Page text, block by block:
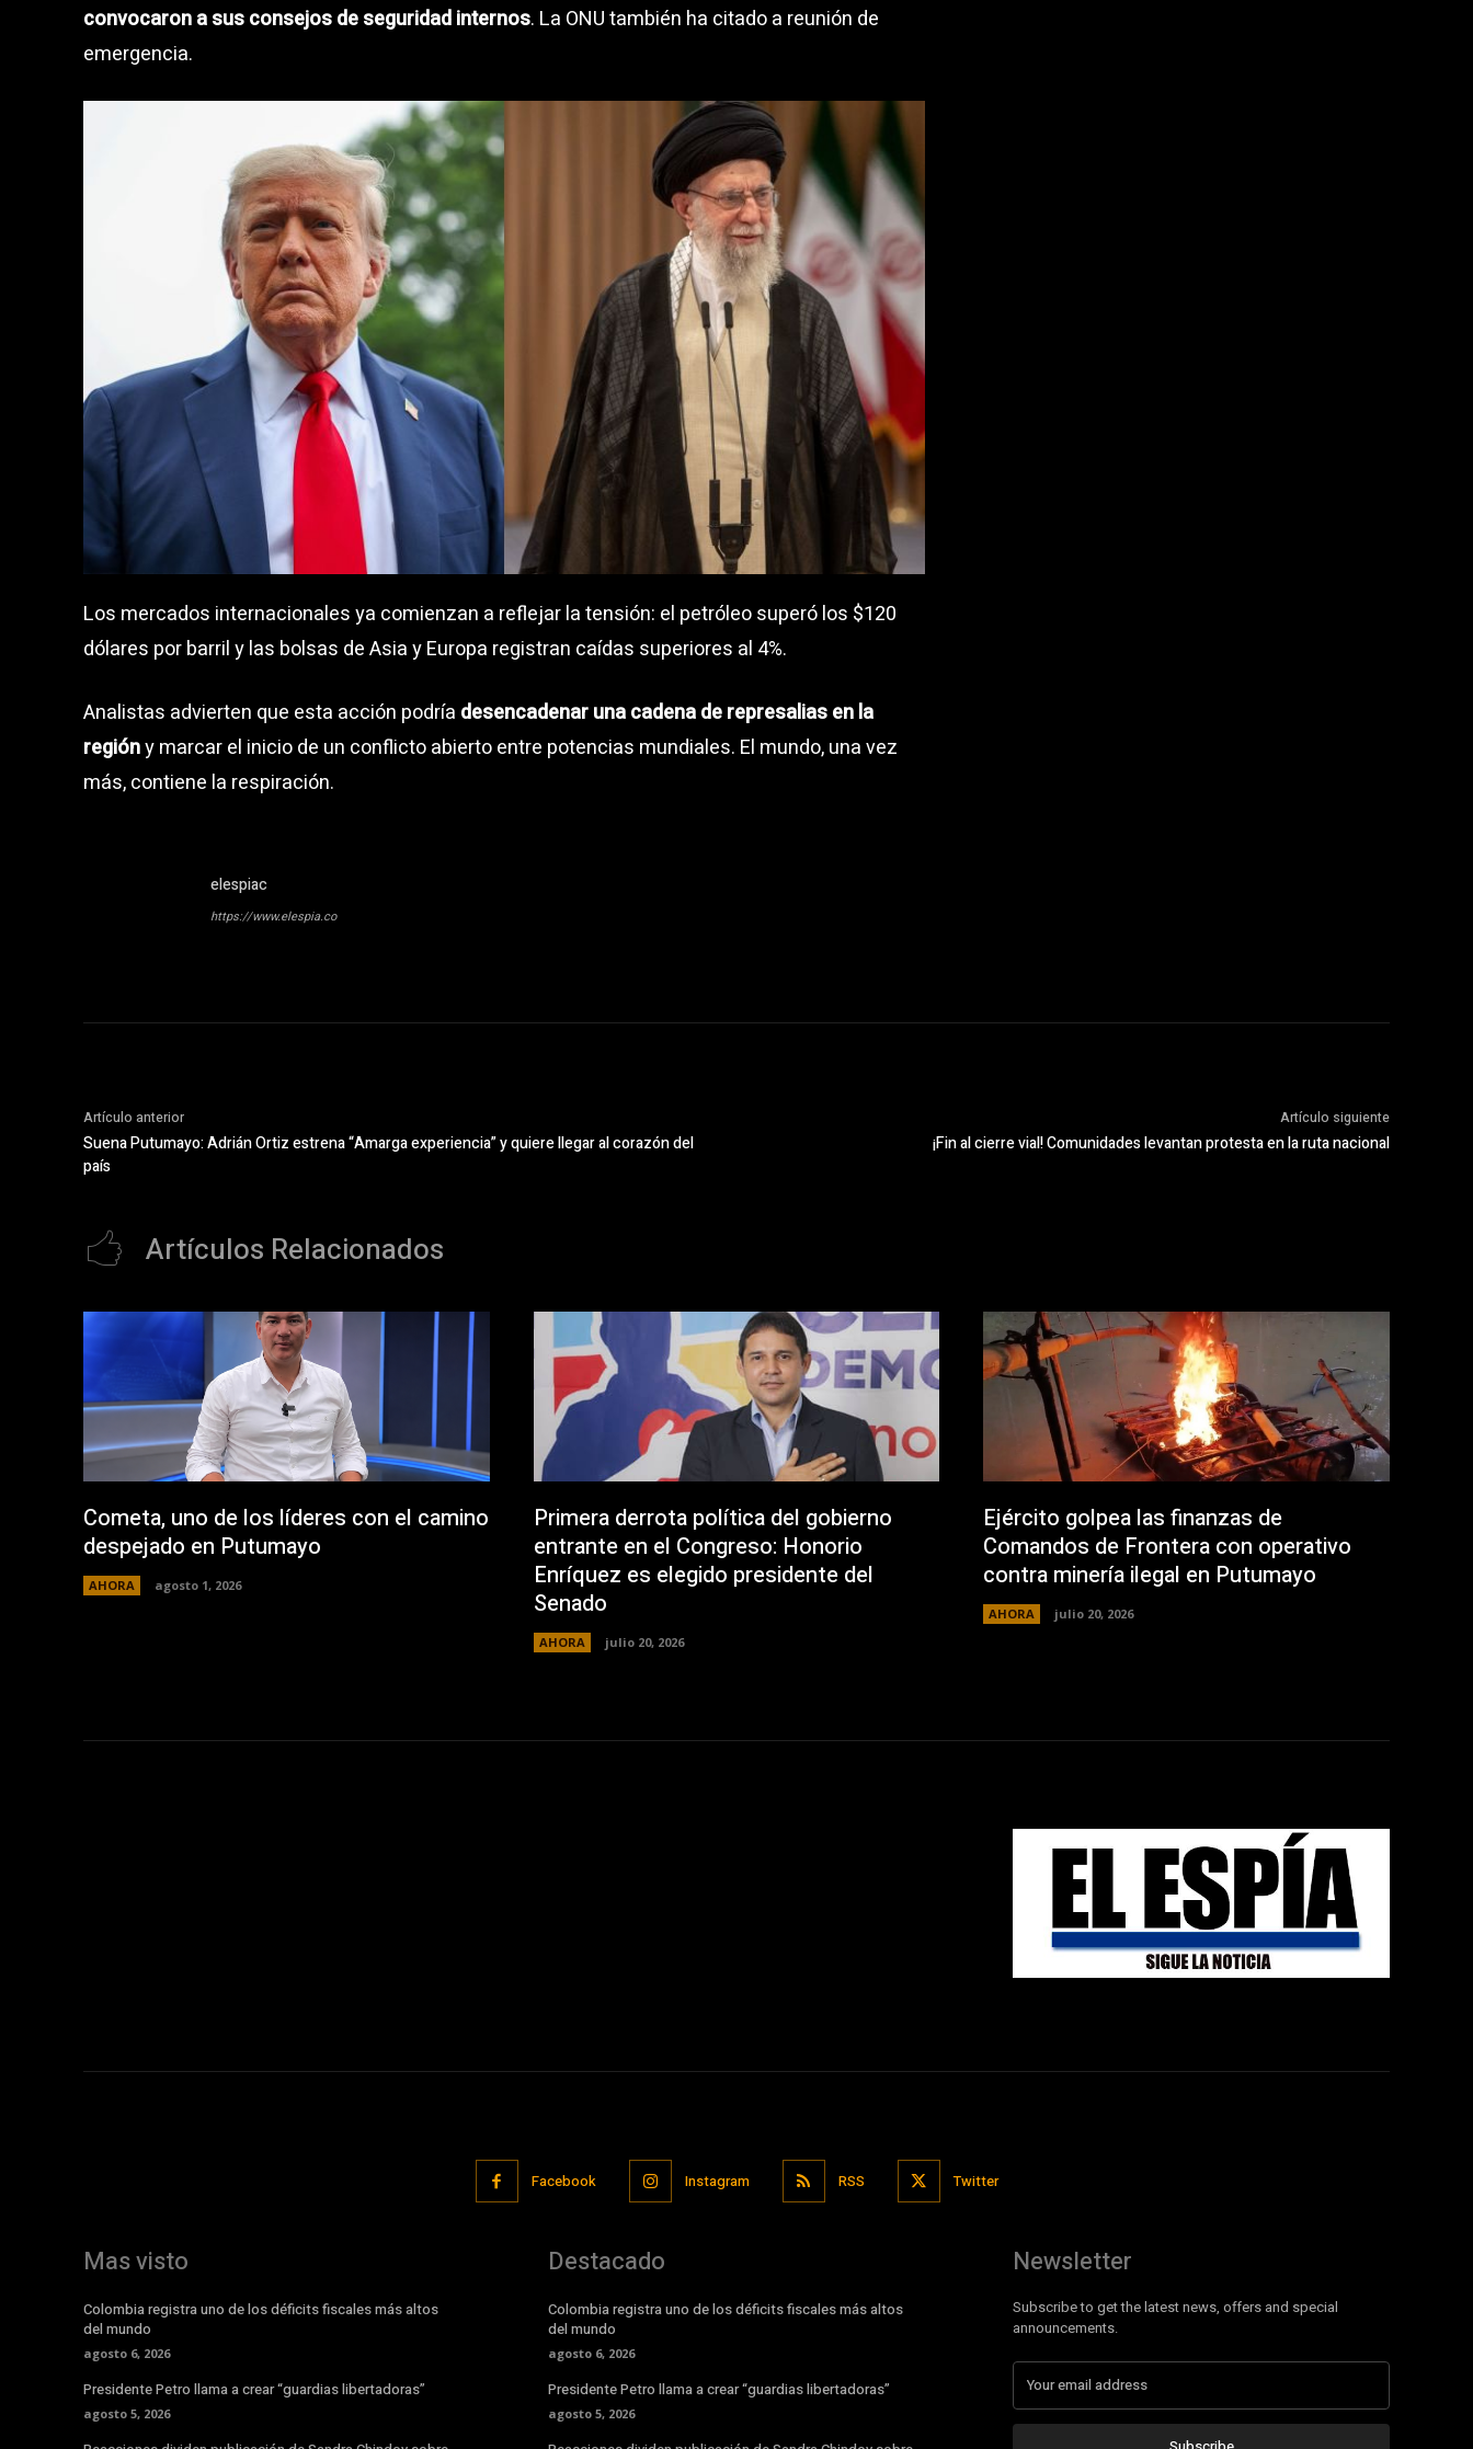
convocaron a sus consejos de seguridad internos. La ONU también ha citado a reunión de
emergencia.
Los mercados internacionales ya comienzan a reflejar la tensión: el petróleo superó los $120
dólares por barril y las bolsas de Asia y Europa registran caídas superiores al 4%.
Analistas advierten que esta acción podría desencadenar una cadena de represalias en la
regióny marcar el inicio de un conflicto abierto entre potencias mundiales. El mundo, una vez
más, contiene la respiración.
elespiac
https://www.elespia.co
Artículo anterior
Suena Putumayo: Adrián Ortiz estrena “Amarga experiencia” y quiere llegar al corazón del
país
Artículo siguiente
¡Fin al cierre vial! Comunidades levantan protesta en la ruta nacional
Artículos Relacionados
Cometa, uno de los líderes con el camino
despejado en Putumayo
AHORA agosto 1, 2026
Primera derrota política del gobierno
entrante en el Congreso: Honorio
Enríquez es elegido presidente del
Senado
AHORA julio 20, 2026
Ejército golpea las finanzas de
Comandos de Frontera con operativo
contra minería ilegal en Putumayo
AHORA julio 20, 2026
Facebook Instagram RSS Twitter
Mas visto
Colombia registra uno de los déficits fiscales más altos
del mundo
agosto 6, 2026
Presidente Petro llama a crear “guardias libertadoras”
agosto 5, 2026
Destacado
Colombia registra uno de los déficits fiscales más altos
del mundo
agosto 6, 2026
Presidente Petro llama a crear “guardias libertadoras”
agosto 5, 2026
Newsletter
Subscribe to get the latest news, offers and special
announcements.